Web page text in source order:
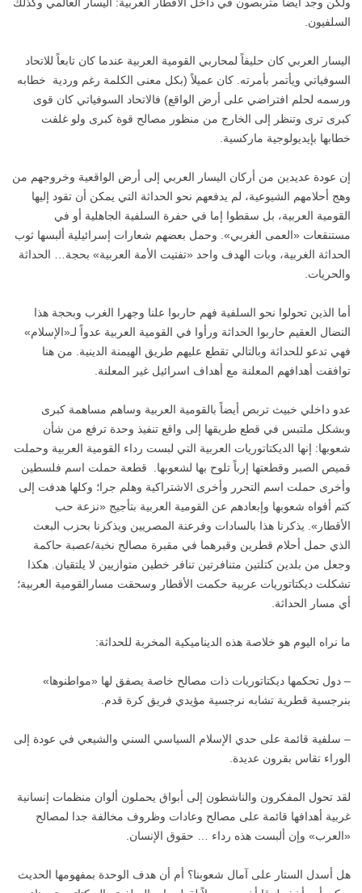
السلفيون.
اليسار العربي كان حليفاً لمحاربي القومية العربية عندما كان تابعاً للاتحاد
السوفياتي ويأتمر بأمرته. كان عميلاً (بكل معنى الكلمة رغم وردية خطابه
ورسمه لحلم افتراضي على أرض الواقع) فالاتحاد السوفياتي كان قوى
كبرى ترى وتنظر إلى الخارج من منظور مصالح قوة كبرى ولو غلفت
خطابها بإيديولوجية ماركسية.
إن عودة عديدين من أركان اليسار العربي إلى أرض الواقعية وخروجهم من
وهج أحلامهم الشيوعية، لم يدفعهم نحو الحداثة التي يمكن أن تقود إليها
القومية العربية، بل سقطوا إما في حفرة السلفية الجاهلية أو في
مستنقعات «العمى الغربي». وحمل بعضهم شعارات إسرائيلية ألبسها ثوب
الحداثة الغربية، وبات الهدف واحد «تفتيت الأمة العربية» بحجة… الحداثة
والحريات.
أما الذين تحولوا نحو السلفية فهم حاربوا علنا وجهرا الغرب وبحجة هذا
النضال العقيم حاربوا الحداثة ورأوا في القومية العربية عدواً لـ«الإسلام»
فهي تدعو للحداثة وبالتالي تقطع عليهم طريق الهيمنة الدينية. من هنا
توافقت أهدافهم المعلنة مع أهداف اسرائيل غير المعلنة.
عدو داخلي خبيث تربص أيضاً بالقومية العربية وساهم مساهمة كبرى
وبشكل ملتبس في قطع طريقها إلى واقع تنفيذ وحدة ترفع من شأن
شعوبها: إنها الديكتاتوريات العربية التي لبست رداء القومية العربية وحملت
قميص الصبر وقطعتها إرباً تلوح بها لشعوبها. قطعة حملت اسم فلسطين
وأخرى حملت اسم التحرر وأخرى الاشتراكية وهلم جرا؛ وكلها هدفت إلى
كتم أفواه شعوبها وإبعادهم عن القومية العربية بتأجيج «نزعة حب
الأقطار». يذكرنا هذا بالسادات وفرعنة المصريين ويذكرنا بحزب البعث
الذي حمل أحلام قطرين وقبرهما في مقبرة مصالح نخبة/عصبة حاكمة
وجعل من بلدين كتلتين متنافرتين تنافر خطين متوازيين لا يلتقيان. هكذا
تشكلت ديكتاتوريات عربية حكمت الأقطار وسحقت مسارالقومية العربية؛
أي مسار الحداثة.
ما نراه اليوم هو خلاصة هذه الديناميكية المخربة للحداثة:
– دول تحكمها ديكتاتوريات ذات مصالح خاصة يصفق لها «مواطنوها»
بنرجسية قطرية تشابه نرجسية مؤيدي فريق كرة قدم.
– سلفية قائمة على حدي الإسلام السياسي السني والشيعي في عودة إلى
الوراء تقاس بقرون عديدة.
لقد تحول المفكرون والناشطون إلى أبواق يحملون ألوان منظمات إنسانية
غربية أهدافها قائمة على مصالح وعادات وظروف مخالفة جدا لمصالح
«العرب» وإن ألبست هذه رداء … حقوق الإنسان.
هل أسدل الستار على آمال شعوبنا؟ أم أن هدف الوحدة بمفهومها الحديث